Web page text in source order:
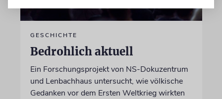
GESCHICHTE
Bedrohlich aktuell
Ein Forschungsprojekt von NS-Dokuzentrum
und Lenbachhaus untersucht, wie völkische
Gedanken vor dem Ersten Weltkrieg wirkten